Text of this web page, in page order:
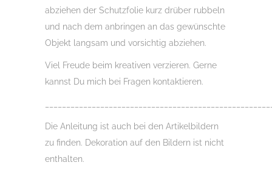
abziehen der Schutzfolie kurz drüber rubbeln
und nach dem anbringen an das gewünschte
Objekt langsam und vorsichtig abziehen.
Viel Freude beim kreativen verzieren. Gerne
kannst Du mich bei Fragen kontaktieren.
Die Anleitung ist auch bei den Artikelbildern
zu finden. Dekoration auf den Bildern ist nicht
enthalten.